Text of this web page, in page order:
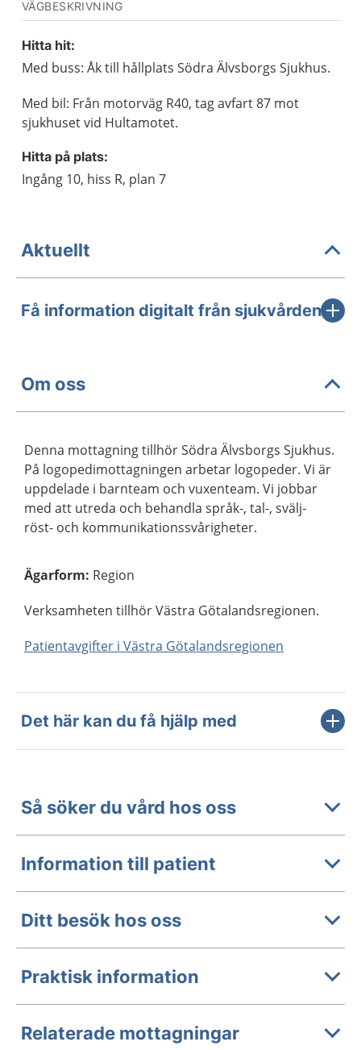
VÄGBESKRIVNING
Hitta hit:
Med buss: Åk till hållplats Södra Älvsborgs Sjukhus.
Med bil: Från motorväg R40, tag avfart 87 mot
sjukhuset vid Hultamotet.
Hitta på plats:
Ingång 10, hiss R, plan 7
Aktuellt
Få information digitalt från sjukvården
Om oss
Denna mottagning tillhör Södra Älvsborgs Sjukhus.
På logopedimottagningen arbetar logopeder. Vi är
uppdelade i barnteam och vuxenteam. Vi jobbar
med att utreda och behandla språk-, tal-, svälj-
röst- och kommunikationssvårigheter.
Ägarform: Region
Verksamheten tillhör Västra Götalandsregionen.
Patientavgifter i Västra Götalandsregionen
Det här kan du få hjälp med
Så söker du vård hos oss
Information till patient
Ditt besök hos oss
Praktisk information
Relaterade mottagningar